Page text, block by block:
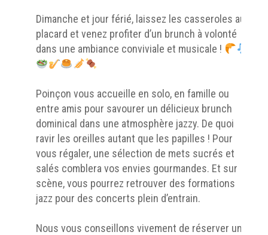
Dimanche et jour férié, laissez les casseroles au
placard et venez profiter d’un brunch à volonté
dans une ambiance conviviale et musicale !
Poinçon vous accueille en solo, en famille ou
entre amis pour savourer un délicieux brunch
dominical dans une atmosphère jazzy. De quoi
ravir les oreilles autant que les papilles ! Pour
vous régaler, une sélection de mets sucrés et
salés comblera vos envies gourmandes. Et sur
scène, vous pourrez retrouver des formations
jazz pour des concerts plein d’entrain.
Nous vous conseillons vivement de réserver une